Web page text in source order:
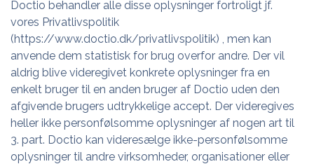
Doctio behandler alle disse oplysninger fortroligt jf.
vores Privatlivspolitik
(https://www.doctio.dk/privatlivspolitik) , men kan
anvende dem statistisk for brug overfor andre. Der vil
aldrig blive videregivet konkrete oplysninger fra en
enkelt bruger til en anden bruger af Doctio uden den
afgivende brugers udtrykkelige accept. Der videregives
heller ikke personfølsomme oplysninger af nogen art til
3. part. Doctio kan videresælge ikke-personfølsomme
oplysninger til andre virksomheder, organisationer eller